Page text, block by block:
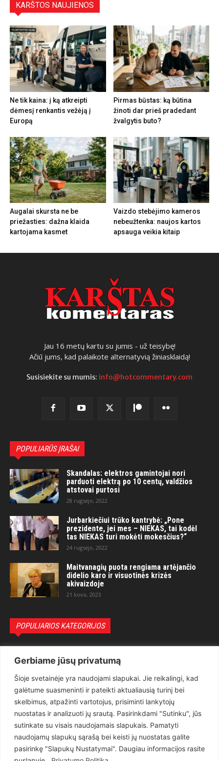
Gerbiame jūsų privatumą
Šioje svetainėje yra naudojami slapukai. Jie reikalingi, kad
galėtume suasmeninti ir pateikti aktualiausią turinį bei
skelbimus, atpažinti vartotojus, prisiminti lankytojų
nuostatas ir analizuoti jų srautą. Pasirinkdami "Sutinku", jūs
sutinkate su visais naudojamais slapukais. Pamatyti
naudojamų slapukų sąrašą bei keisti jų nuostatas galite
pasirinkę "Slapukų Nustatymai". Daugiau informacijos rasite
KARŠTOS NAUJIENOS
Ne tik kaina: į ką atkreipti
dėmesį renkantis vežėją į
Europą
Pirmas būstas: ką būtina
žinoti dar prieš pradedant
žvalgytis buto?
Augalai skursta ne be
priežasties: dažna klaida
kartojama kasmet
Vaizdo stebėjimo kameros
nebeužtenka: naujos kartos
apsauga veikia kitaip
Jau 16 metų kartu su jumis - už teisybę!
Ačiū jums, kad palaikote alternatyvią žiniasklaidą!
Susisiekite su mumis: info@hotcommentary.com
POPULIARŪS ĮRAŠAI
Skandalas: elektros gamintojai nori
parduoti elektrą po 10 centų, valdžios
atstovai purtosi
28 rugsėjo, 2022
Jurbarkiečiui trūko kantrybė: „Pone
prezidente, jei mes – NIEKAS, tai kodėl
tas NIEKAS turi mokėti mokesčius?“
24 rugsėjo, 2022
Maitvanagių puota rengiama artėjančio
didelio karo ir visuotinės krizės
akivaizdoje
21 kovo, 2023
POPULIARIOS KATEGORIJOS
Teisėsauga
1497
Aktualu
Lietuva
619
Pasaulis
Статьи на русском
Articles in english